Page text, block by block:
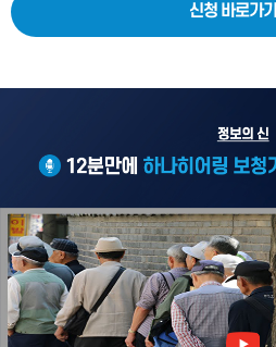
신청 바로가기